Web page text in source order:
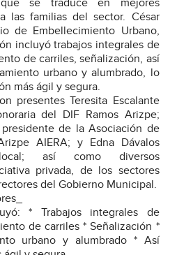
se traduce en mejores
las familias del sector. César
de Embellecimiento Urbano,
incluyó trabajos integrales de
de carriles, señalización, así
urbano y alumbrado, lo
más ágil y segura.
presentes Teresita Escalante
del DIF Ramos Arizpe;
presidente de la Asociación de
AIERA; y Edna Dávalos
así como diversos
privada, de los sectores
del Gobierno Municipal.
* Trabajos integrales de
de carriles * Señalización *
urbano y alumbrado * Así